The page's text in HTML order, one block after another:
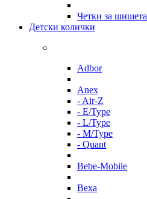
Четки за шишета
Детски колички
Adbor
Anex
- Air-Z
- E/Type
- L/Type
- M/Type
- Quant
Bebe-Mobile
Bexa